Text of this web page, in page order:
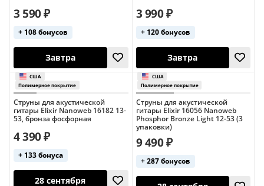
Полимерное покрытие
12 августа 12 августа
3 590 ₽
+ 108 бонусов
3 990 ₽
+ 120 бонусов
Струны для акустической
гитары Elixir Nanoweb 16182 13-
53, бронза фосфорная
4 390 ₽
+ 133 бонуса
Струны для акустической
гитары Elixir 16056 Nanoweb
Phosphor Bronze Light 12-53 (3
упаковки)
9 490 ₽
+ 287 бонусов